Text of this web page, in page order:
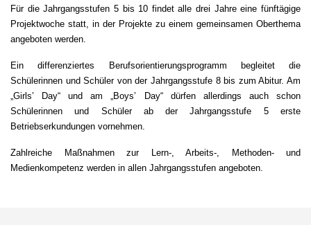
Für die Jahrgangsstufen 5 bis 10 findet alle drei Jahre eine fünftägige
Projektwoche statt, in der Projekte zu einem gemeinsamen Oberthema
angeboten werden.
Ein differenziertes Berufsorientierungsprogramm begleitet die
Schülerinnen und Schüler von der Jahrgangsstufe 8 bis zum Abitur. Am
„Girls’ Day“ und am „Boys’ Day“ dürfen allerdings auch schon
Schülerinnen und Schüler ab der Jahrgangsstufe 5 erste
Betriebserkundungen vornehmen.
Zahlreiche Maßnahmen zur Lern-, Arbeits-, Methoden- und
Medienkompetenz werden in allen Jahrgangsstufen angeboten.